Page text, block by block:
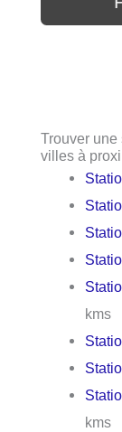
Trouver
villes à
kms
kms